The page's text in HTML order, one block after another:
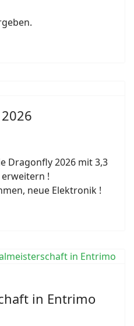
Dragonfly 2026 mit 3,3
erweitern !
neue Elektronik !
in Entrimo